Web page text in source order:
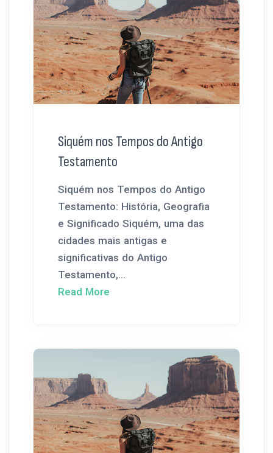
Siquém nos Tempos do Antigo
Testamento
Siquém nos Tempos do Antigo
Testamento: História, Geografia
e Significado Siquém, uma das
cidades mais antigas e
significativas do Antigo
Testamento,...
Read More